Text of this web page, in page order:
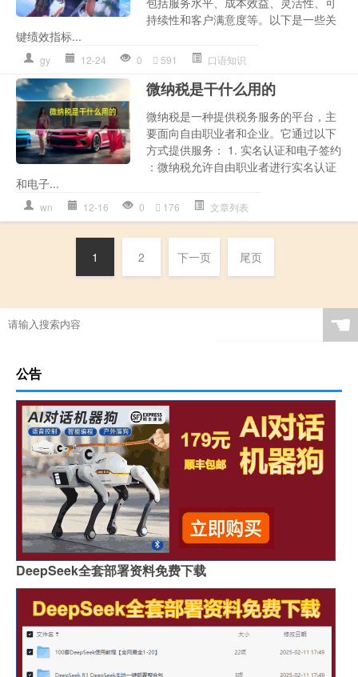
持续性和客户满意度等。以下是一些关
键绩效指标...
gy 12-24 0 591 口语知识
微纳税是干什么用的
微纳税是一种提供税务服务的平台，主
要面向自由职业者和企业。它通过以下
方式提供服务： 1. 实名认证和电子签约
：微纳税允许自由职业者进行实名认证
和电子...
wn 12-16 0 176 文章列表
1 2 下一页 尾页
☚
公告
DeepSeek全套部署资料免费下载